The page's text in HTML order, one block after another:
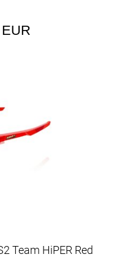
Team HiPER Red